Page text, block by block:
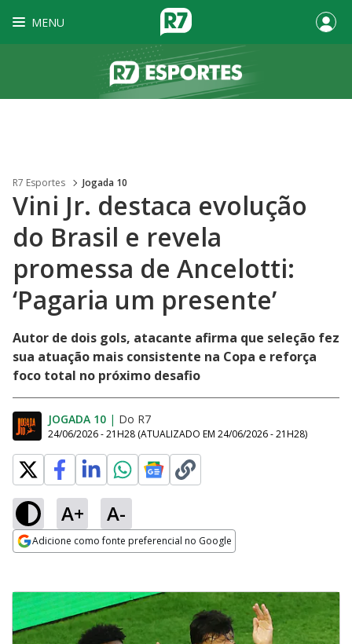
MENU
R7 Esportes Jogada 10
Vini Jr. destaca evolução
do Brasil e revela
promessa de Ancelotti:
‘Pagaria um presente’
Autor de dois gols, atacante afirma que seleção fez
sua atuação mais consistente na Copa e reforça
foco total no próximo desafio
JOGADA 10 | Do R7
24/06/2026 - 21H28 (ATUALIZADO EM 24/06/2026 - 21H28)
A+ A-
Adicione como fonte preferencial no Google